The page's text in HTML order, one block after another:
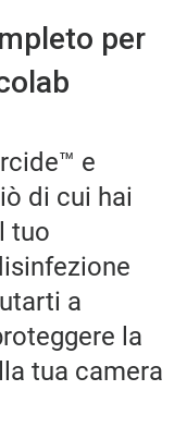
per
e
di cui hai
tuo
a
la
tua camera